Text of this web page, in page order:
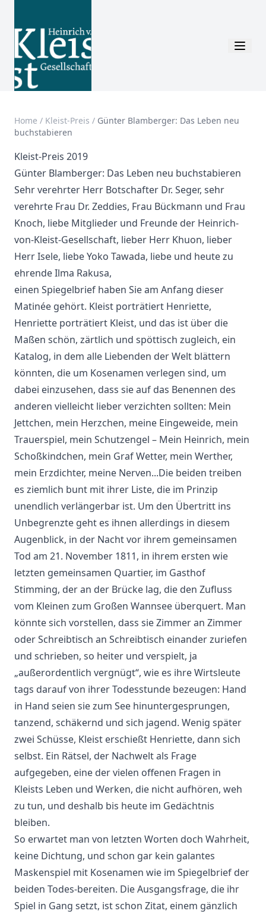
Home / Kleist-Preis / Günter Blamberger: Das Leben neu
buchstabieren
Kleist-Preis 2019
Günter Blamberger: Das Leben neu buchstabieren
Sehr verehrter Herr Botschafter Dr. Seger, sehr
verehrte Frau Dr. Zeddies, Frau Bückmann und Frau
Knoch, liebe Mitglieder und Freunde der Heinrich-
von-Kleist-Gesellschaft, lieber Herr Khuon, lieber
Herr Isele, liebe Yoko Tawada, liebe und heute zu
ehrende Ilma Rakusa,
einen Spiegelbrief haben Sie am Anfang dieser
Matinée gehört. Kleist porträtiert Henriette,
Henriette porträtiert Kleist, und das ist über die
Maßen schön, zärtlich und spöttisch zugleich, ein
Katalog, in dem alle Liebenden der Welt blättern
könnten, die um Kosenamen verlegen sind, um
dabei einzusehen, dass sie auf das Benennen des
anderen vielleicht lieber verzichten sollten: Mein
Jettchen, mein Herzchen, meine Eingeweide, mein
Trauerspiel, mein Schutzengel – Mein Heinrich, mein
Schoßkindchen, mein Graf Wetter, mein Werther,
mein Erzdichter, meine Nerven...Die beiden treiben
es ziemlich bunt mit ihrer Liste, die im Prinzip
unendlich verlängerbar ist. Um den Übertritt ins
Unbegrenzte geht es ihnen allerdings in diesem
Augenblick, in der Nacht vor ihrem gemeinsamen
Tod am 21. November 1811, in ihrem ersten wie
letzten gemeinsamen Quartier, im Gasthof
Stimming, der an der Brücke lag, die den Zufluss
vom Kleinen zum Großen Wannsee überquert. Man
könnte sich vorstellen, dass sie Zimmer an Zimmer
oder Schreibtisch an Schreibtisch einander zuriefen
und schrieben, so heiter und verspielt, ja
„außerordentlich vergnügt“, wie es ihre Wirtsleute
tags darauf von ihrer Todesstunde bezeugen: Hand
in Hand seien sie zum See hinuntergesprungen,
tanzend, schäkernd und sich jagend. Wenig später
zwei Schüsse, Kleist erschießt Henriette, dann sich
selbst. Ein Rätsel, der Nachwelt als Frage
aufgegeben, eine der vielen offenen Fragen in
Kleists Leben und Werken, die nicht aufhören, weh
zu tun, und deshalb bis heute im Gedächtnis
bleiben.
So erwartet man von letzten Worten doch Wahrheit,
keine Dichtung, und schon gar kein galantes
Maskenspiel mit Kosenamen wie im Spiegelbrief der
beiden Todes-bereiten. Die Ausgangsfrage, die ihr
Spiel in Gang setzt, ist schon Zitat, einem gänzlich